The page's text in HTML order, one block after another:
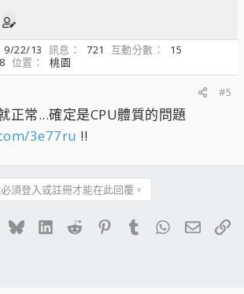
9/22/13 訊息 721 互動分數
15
位置
桃園
#5
正常...確定是CPU體質的問題
3e77ru !!
須登入或註冊才能在此回覆。
BlueskyLinkedIn
Reddit PinterestTumblrWhatsApp
電子